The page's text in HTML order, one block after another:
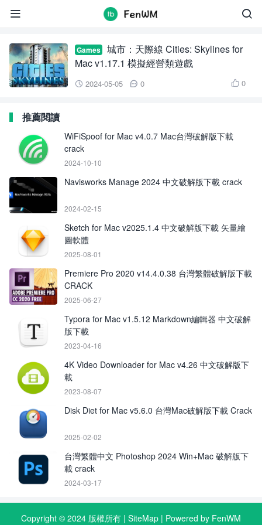


Games
城市：天際線 Cities: Skylines for
Mac v1.17.1 模擬經營類遊戲
 2024-05-05  0  0
推薦閱讀
WiFiSpoof for Mac v4.0.7 Mac台灣破解版下載
crack
2024-10-10
Navisworks Manage 2024 中文破解版下載 crack
2024-02-15
Sketch for Mac v2025.1.4 中文破解版下載 矢量繪
圖軟體
2025-08-01
Premiere Pro 2020 v14.4.0.38 台灣繁體破解版下載
CRACK
2025-06-27
Typora for Mac v1.5.12 Markdown編輯器 中文破解
版下載
2023-04-16
4K Video Downloader for Mac v4.26 中文破解版下
載
2023-08-07
Disk Diet for Mac v5.6.0 台灣Mac破解版下載 Crack
2025-02-02
台灣繁體中文 Photoshop 2024 Win+Mac 破解版下
載 crack
2024-03-17
Copyright © 2024 版權所有 | SiteMap | Powered by FenWM